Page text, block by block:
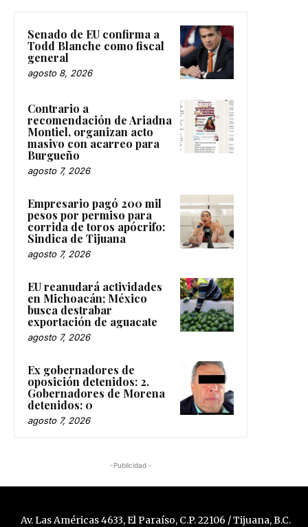
Senado de EU confirma a
Todd Blanche como fiscal
general
agosto 8, 2026
Contrario a
recomendación de Ariadna
Montiel, organizan acto
masivo con acarreo para
Burgueño
agosto 7, 2026
Empresario pagó 200 mil
pesos por permiso para
corrida de toros apócrifo:
Sindica de Tijuana
agosto 7, 2026
EU reanudará actividades
en Michoacán; México
busca destrabar
exportación de aguacate
agosto 7, 2026
Ex gobernadores de
oposición detenidos: 2.
Gobernadores de Morena
detenidos: 0
agosto 7, 2026
-Publicidad -
Av. Las Américas 4633, El Paraíso, C.P. 22106 / Tijuana, B.C.